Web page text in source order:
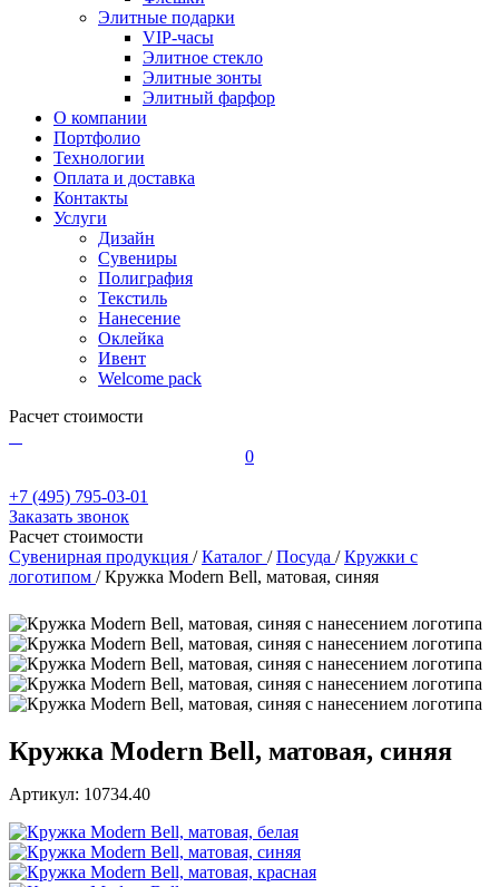
Элитные подарки
VIP-часы
Элитное стекло
Элитные зонты
Элитный фарфор
О компании
Портфолио
Технологии
Оплата и доставка
Контакты
Услуги
Дизайн
Сувениры
Полиграфия
Текстиль
Нанесение
Оклейка
Ивент
Welcome pack
Расчет стоимости
0
+7 (495) 795-03-01
Заказать звонок
Расчет стоимости
Сувенирная продукция / Каталог / Посуда / Кружки с
логотипом / Кружка Modern Bell, матовая, синяя
Кружка Modern Bell, матовая, синяя
Артикул: 10734.40